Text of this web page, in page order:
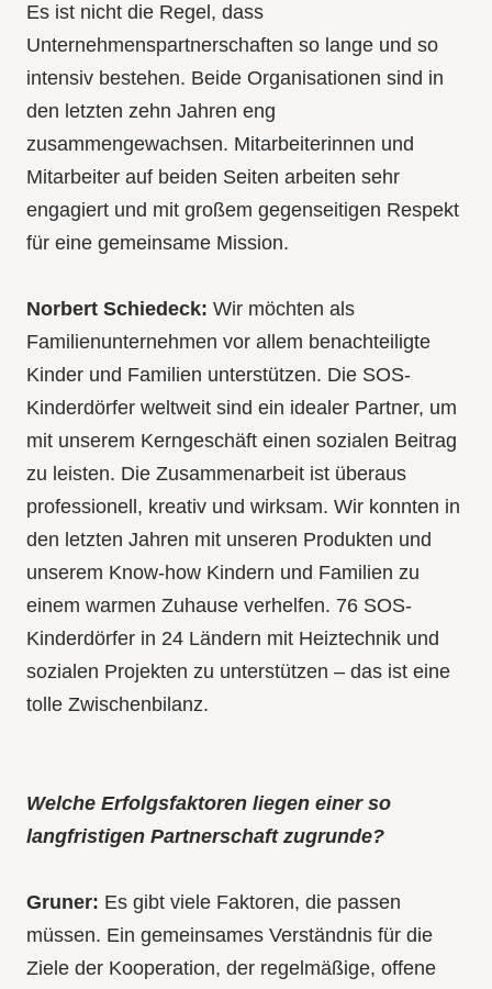
Es ist nicht die Regel, dass
Unternehmenspartnerschaften so lange und so
intensiv bestehen. Beide Organisationen sind in
den letzten zehn Jahren eng
zusammengewachsen. Mitarbeiterinnen und
Mitarbeiter auf beiden Seiten arbeiten sehr
engagiert und mit großem gegenseitigen Respekt
für eine gemeinsame Mission.
Norbert Schiedeck: Wir möchten als
Familienunternehmen vor allem benachteiligte
Kinder und Familien unterstützen. Die SOS-
Kinderdörfer weltweit sind ein idealer Partner, um
mit unserem Kerngeschäft einen sozialen Beitrag
zu leisten. Die Zusammenarbeit ist überaus
professionell, kreativ und wirksam. Wir konnten in
den letzten Jahren mit unseren Produkten und
unserem Know-how Kindern und Familien zu
einem warmen Zuhause verhelfen. 76 SOS-
Kinderdörfer in 24 Ländern mit Heiztechnik und
sozialen Projekten zu unterstützen – das ist eine
tolle Zwischenbilanz.
Welche Erfolgsfaktoren liegen einer so
langfristigen Partnerschaft zugrunde?
Gruner: Es gibt viele Faktoren, die passen
müssen. Ein gemeinsames Verständnis für die
Ziele der Kooperation, der regelmäßige, offene